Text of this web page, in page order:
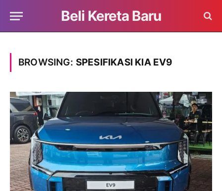
Beli Kereta Baru
BROWSING: SPESIFIKASI KIA EV9